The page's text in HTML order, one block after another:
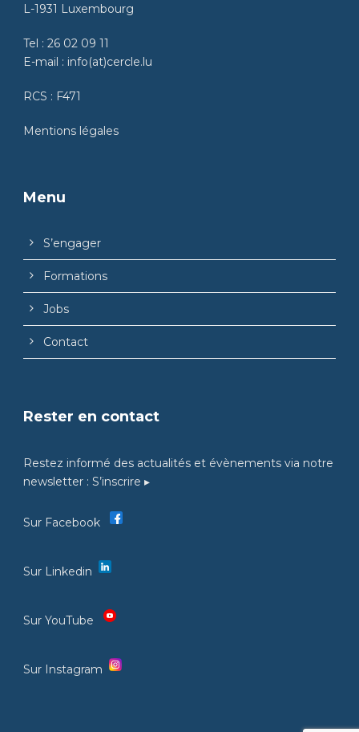
L-1931 Luxembourg
Tel : 26 02 09 11
E-mail : info(at)cercle.lu
RCS : F471
Mentions légales
Menu
S’engager
Formations
Jobs
Contact
Rester en contact
Restez informé des actualités et évènements via notre
newsletter : S’inscrire ▸
Sur Facebook
Sur Linkedin
Sur YouTube
Sur Instagram